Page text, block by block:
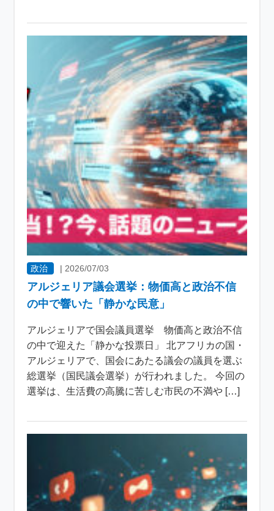
政治 |2026/07/03
アルジェリア議会選挙：物価高と政治不信
の中で響いた「静かな民意」
アルジェリアで国会議員選挙 物価高と政治不信
の中で迎えた「静かな投票日」 北アフリカの国・
アルジェリアで、国会にあたる議会の議員を選ぶ
総選挙（国民議会選挙）が行われました。 今回の
選挙は、生活費の高騰に苦しむ市民の不満や […]